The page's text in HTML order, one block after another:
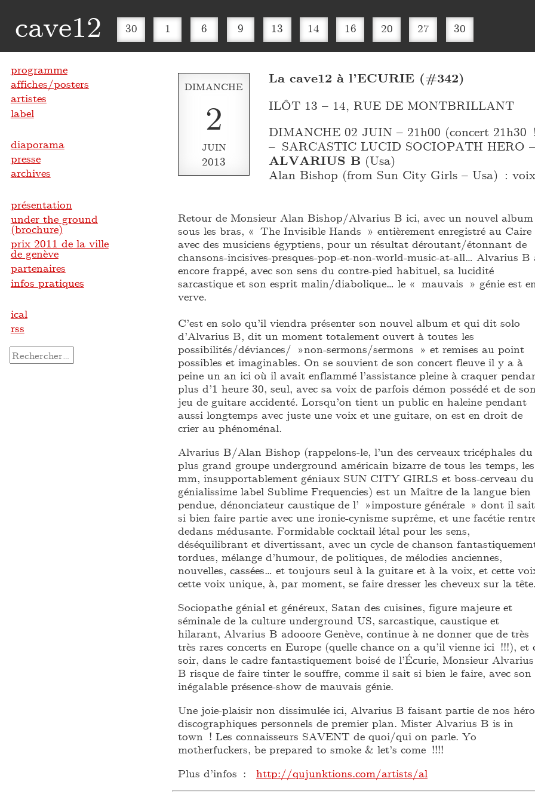
cave12 30 1 6 9 13 14 16 20 27 30
DIMANCHE
2
JUIN
2013
La cave12 à l’ECURIE (#342)
ILÔT 13 – 14, RUE DE MONTBRILLANT
DIMANCHE 02 JUIN – 21h00 (concert 21h30
– SARCASTIC LUCID SOCIOPATH HERO –
ALVARIUS B (Usa)
Alan Bishop (from Sun City Girls – Usa) :
Retour de Monsieur Alan Bishop/Alvarius B ici, avec un nouvel album
sous les bras, « The Invisible Hands » entièrement enregistré au Caire
avec des musiciens égyptiens, pour un résultat déroutant/étonnant de
chansons-incisives-presques-pop-et-non-world-music-at-all… Alvarius B
encore frappé, avec son sens du contre-pied habituel, sa lucidité
sarcastique et son esprit malin/diabolique… le « mauvais » génie est
verve.
C’est en solo qu’il viendra présenter son nouvel album et qui dit solo
d’Alvarius B, dit un moment totalement ouvert à toutes les
possibilités/déviances/ »non-sermons/sermons » et remises au point
possibles et imaginables. On se souvient de son concert fleuve il y a à
peine un an ici où il avait enflammé l’assistance pleine à craquer
plus d’1 heure 30, seul, avec sa voix de parfois démon possédé et de son
jeu de guitare accidenté. Lorsqu’on tient un public en haleine pendant
aussi longtemps avec juste une voix et une guitare, on est en droit de
crier au phénoménal.
Alvarius B/Alan Bishop (rappelons-le, l’un des cerveaux tricéphales du
plus grand groupe underground américain bizarre de tous les temps,
mm, insupportablement géniaux SUN CITY GIRLS et boss-cerveau du
génialissime label Sublime Frequencies) est un Maître de la langue bien
pendue, dénonciateur caustique de l’ »imposture générale » dont il sait
si bien faire partie avec une ironie-cynisme suprême, et une facétie
dedans médusante. Formidable cocktail létal pour les sens,
déséquilibrant et divertissant, avec un cycle de chanson
tordues, mélange d’humour, de politiques, de mélodies anciennes,
nouvelles, cassées… et toujours seul à la guitare et à la voix, et cette
cette voix unique, à, par moment, se faire dresser les cheveux sur la tête.
Sociopathe génial et généreux, Satan des cuisines, figure majeure et
séminale de la culture underground US, sarcastique, caustique et
hilarant, Alvarius B adooore Genève, continue à ne donner que de très
très rares concerts en Europe (quelle chance on a qu’il vienne ici !!!), et
soir, dans le cadre fantastiquement boisé de l’Écurie, Monsieur Alvarius
B risque de faire tinter le souffre, comme il sait si bien le faire, avec son
inégalable présence-show de mauvais génie.
Une joie-plaisir non dissimulée ici, Alvarius B faisant partie de nos
discographiques personnels de premier plan. Mister Alvarius B is in
town ! Les connaisseurs SAVENT de quoi/qui on parle. Yo
motherfuckers, be prepared to smoke & let’s come !!!!
Plus d’infos : http://qujunktions.com/artists/al
programme
affiches/posters
artistes
label
diaporama
presse
archives
présentation
under the ground
(brochure)
prix 2011 de la ville
de genève
partenaires
infos pratiques
ical
rss
Rechercher :